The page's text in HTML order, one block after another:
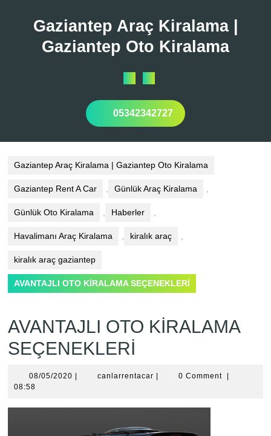
Gaziantep Araç Kiralama |
Gaziantep Oto Kiralama
Open
Button
05342342727
Gaziantep Araç Kiralama | Gaziantep Oto Kiralama
Gaziantep Rent A Car , Günlük Araç Kiralama ,
Günlük Oto Kiralama , Haberler ,
Havalimanı Araç Kiralama , kiralık araç ,
kiralık araç gaziantep
AVANTAJLI OTO KİRALAMA SEÇENEKLERİ
AVANTAJLI OTO KİRALAMA
SEÇENEKLERİ
08/05/2020 08/05/2020canlarrentacar canlarrentacar
0 Comment
08:58